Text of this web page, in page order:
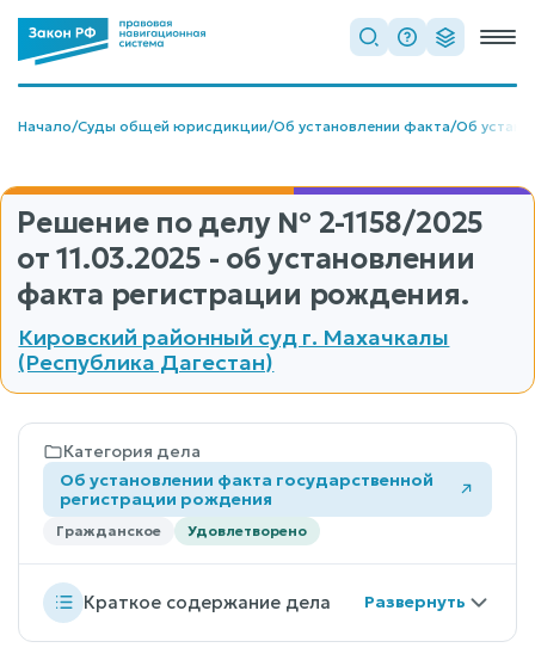
Начало/Суды общей юрисдикции/Об установлении факта/Об
Решение по делу № 2-1158/2025
от 11.03.2025 - об установлении
факта регистрации рождения.
Кировский районный суд г. Махачкалы
(Республика Дагестан)
Категория дела
Об установлении факта государственной
регистрации рождения
Гражданское Удовлетворено
Краткое содержание дела